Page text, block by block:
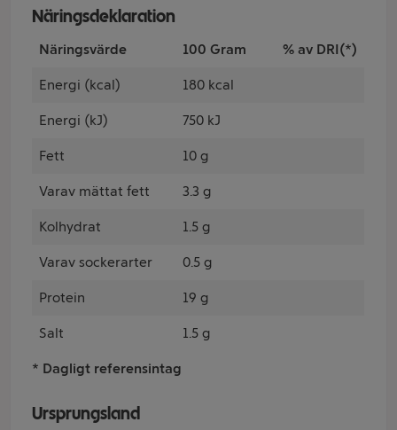
Näringsdeklaration
Näringsvärde 100 Gram % av DRI(*)
Energi (kcal) 180 kcal
Energi (kJ) 750 kJ
Fett 10 g
Varav mättat fett 3.3 g
Kolhydrat 1.5 g
Varav sockerarter 0.5 g
Protein 19 g
Salt 1.5 g
* Dagligt referensintag
Ursprungsland